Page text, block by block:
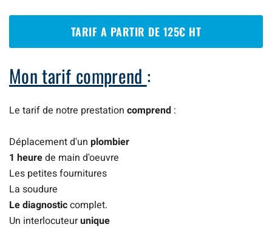
TARIF A PARTIR DE 125€ HT
Mon tarif comprend :
Le tarif de notre prestation comprend :
Déplacement d'un plombier
1 heurede main d'oeuvre
Les petites fournitures
La soudure
Le diagnosticcomplet.
Un interlocuteurunique